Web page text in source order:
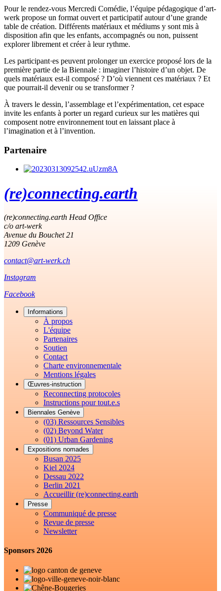
Pour le rendez-vous Mercredi Comédie, l’équipe pédagogique d’art-
werk propose un format ouvert et participatif autour d’une grande
table de création. Différents matériaux et médiums y sont mis à
disposition afin que les enfants, accompagnés ou non, puissent
explorer librement et créer à leur rythme.
Les participant·es peuvent prolonger un exercice proposé lors de la
première partie de la Biennale : imaginer l’histoire d’un objet. De
quels matériaux est-il composé ? D’où viennent ces matériaux ? Et
que pourrait-il devenir ou se transformer ?
À travers le dessin, l’assemblage et l’expérimentation, cet espace
invite les enfants à porter un regard curieux sur les matières qui
composent notre environnement tout en laissant place à
l’imagination et à l’invention.
Partenaire
(re)connecting.earth
(re)connecting.earth Head Office
c/o art-werk
Avenue du Bouchet 21
1209 Genève
contact@art-werk.ch
Instagram
Facebook
Informations
À propos
L'équipe
Partenaires
Soutien
Contact
Charte environnementale
Mentions légales
Œuvres-instruction
Reconnecting protocoles
Instructions pour tout.e.s
Biennales Genève
(03) Ressources Sensibles
(02) Beyond Water
(01) Urban Gardening
Expositions nomades
Busan 2025
Kiel 2024
Dessau 2022
Berlin 2021
Accueillir (re)connecting.earth
Presse
Communiqué de presse
Revue de presse
Newsletter
Sponsors 2026